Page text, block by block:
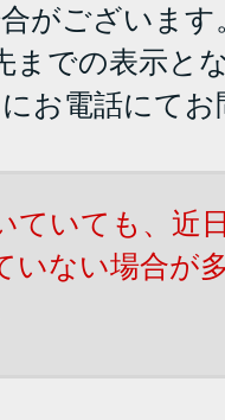
がございます
までの表示と
お電話にて
ていても、近
いない場合が